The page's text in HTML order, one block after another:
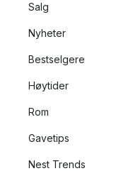
Salg
Nyheter
Bestselgere
Høytider
Rom
Gavetips
Nest Trends